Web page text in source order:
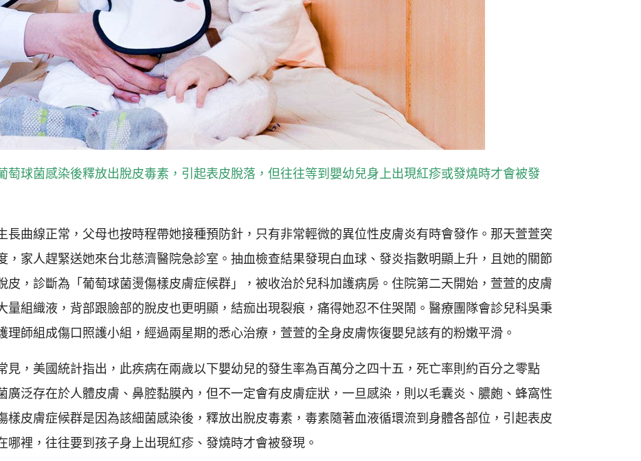
萄球菌感染後釋放出脫皮毒素，引起表皮脫落，但往往等到嬰幼兒身上出現紅疹或發燒時才會被發
長曲線正常，父母也按時程帶她接種預防針，只有非常輕微的異位性皮膚炎有時會發作。那天萱萱突
，家人趕緊送她來台北慈濟醫院急診室。抽血檢查結果發現白血球、發炎指數明顯上升，且她的關節
皮，診斷為「葡萄球菌燙傷樣皮膚症候群」，被收治於兒科加護病房。住院第二天開始，萱萱的皮膚
量組織液，背部跟臉部的脫皮也更明顯，結痂出現裂痕，痛得她忍不住哭鬧。醫療團隊會診兒科吳秉
師組成傷口照護小組，經過兩星期的悉心治療，萱萱的全身皮膚恢復嬰兒該有的粉嫩平滑。
見，美國統計指出，此疾病在兩歲以下嬰幼兒的發生率為百萬分之四十五，死亡率則約百分之零點
廣泛存在於人體皮膚、鼻腔黏膜內，但不一定會有皮膚症狀，一旦感染，則以毛囊炎、膿皰、蜂窩性
樣皮膚症候群是因為該細菌感染後，釋放出脫皮毒素，毒素隨著血液循環流到身體各部位，引起表皮
裡，往往要到孩子身上出現紅疹、發燒時才會被發現。